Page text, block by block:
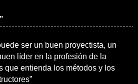
ser un buen proyectista, un
líder en la profesión de la
que entienda los métodos y los